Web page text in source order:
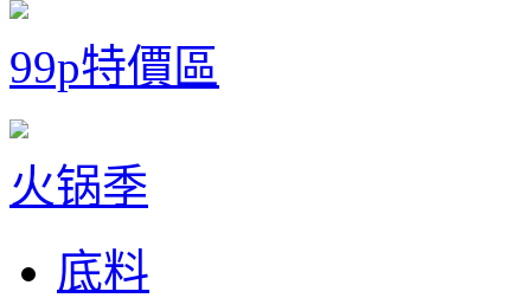
99p特價區
火锅季
底料